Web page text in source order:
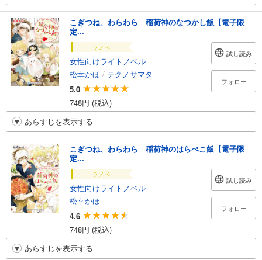
こぎつね、わらわら 稲荷神のなつかし飯【電子限
定...
ラノベ
女性向けライトノベル
松幸かほ / テクノサマタ
5.0
748円 (税込)
試し読み
フォロー
あらすじを表示する
こぎつね、わらわら 稲荷神のはらぺこ飯【電子限
定...
ラノベ
女性向けライトノベル
松幸かほ
4.6
748円 (税込)
試し読み
フォロー
あらすじを表示する